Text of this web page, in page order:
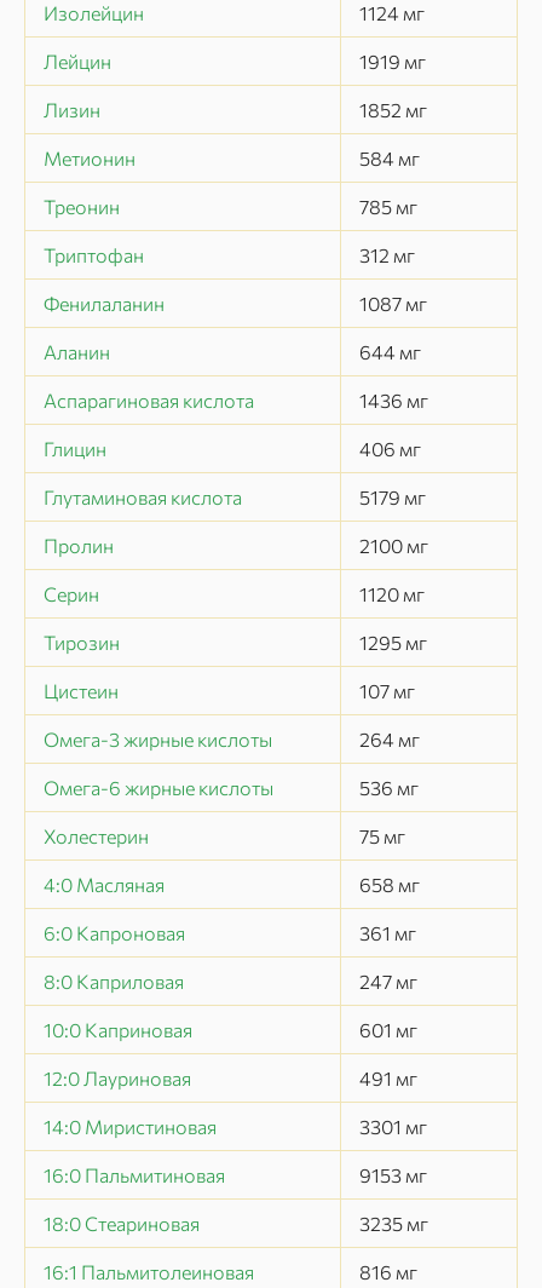
Изолейцин 1124 мг
Лейцин 1919 мг
Лизин 1852 мг
Метионин 584 мг
Треонин 785 мг
Триптофан 312 мг
Фенилаланин 1087 мг
Аланин 644 мг
Аспарагиновая кислота 1436 мг
Глицин 406 мг
Глутаминовая кислота 5179 мг
Пролин 2100 мг
Серин 1120 мг
Тирозин 1295 мг
Цистеин 107 мг
Омега-3 жирные кислоты 264 мг
Омега-6 жирные кислоты 536 мг
Холестерин 75 мг
4:0 Масляная 658 мг
6:0 Капроновая 361 мг
8:0 Каприловая 247 мг
10:0 Каприновая 601 мг
12:0 Лауриновая 491 мг
14:0 Миристиновая 3301 мг
16:0 Пальмитиновая 9153 мг
18:0 Стеариновая 3235 мг
16:1 Пальмитолеиновая 816 мг